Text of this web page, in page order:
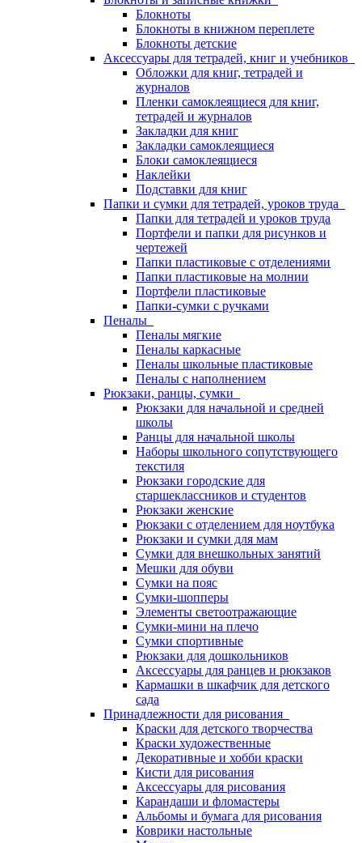
Блокноты
Блокноты в книжном переплете
Блокноты детские
Аксессуары для тетрадей, книг и учебников
Обложки для книг, тетрадей и
журналов
Пленки самоклеящиеся для книг,
тетрадей и журналов
Закладки для книг
Закладки самоклеящиеся
Блоки самоклеящиеся
Наклейки
Подставки для книг
Папки и сумки для тетрадей, уроков труда
Папки для тетрадей и уроков труда
Портфели и папки для рисунков и
чертежей
Папки пластиковые с отделениями
Папки пластиковые на молнии
Портфели пластиковые
Папки-сумки с ручками
Пеналы
Пеналы мягкие
Пеналы каркасные
Пеналы школьные пластиковые
Пеналы с наполнением
Рюкзаки, ранцы, сумки
Рюкзаки для начальной и средней
школы
Ранцы для начальной школы
Наборы школьного сопутствующего
текстиля
Рюкзаки городские для
старшеклассников и студентов
Рюкзаки женские
Рюкзаки с отделением для ноутбука
Рюкзаки и сумки для мам
Сумки для внешкольных занятий
Мешки для обуви
Сумки на пояс
Сумки-шопперы
Элементы светоотражающие
Сумки-мини на плечо
Сумки спортивные
Рюкзаки для дошкольников
Аксессуары для ранцев и рюкзаков
Кармашки в шкафчик для детского
сада
Принадлежности для рисования
Краски для детского творчества
Краски художественные
Декоративные и хобби краски
Кисти для рисования
Аксессуары для рисования
Карандаши и фломастеры
Альбомы и бумага для рисования
Коврики настольные